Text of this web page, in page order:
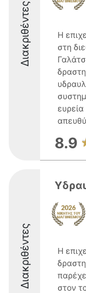
Διακριθέντες
Η
στη
8.9
Διακριθέντες
Η
στον